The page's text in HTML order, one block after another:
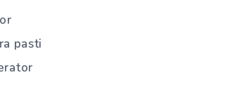
pasti